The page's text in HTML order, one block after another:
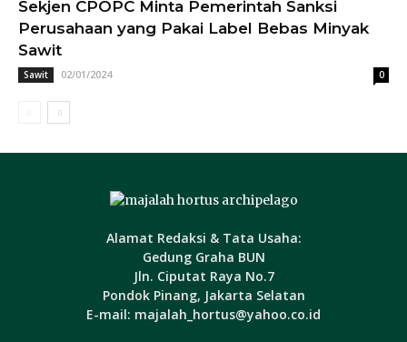
Sekjen CPOPC Minta Pemerintah Sanksi
Perusahaan yang Pakai Label Bebas Minyak
Sawit
Sawit 02/01/2024 0
Alamat Redaksi & Tata Usaha:
Gedung Graha BUN
Jln. Ciputat Raya No.7
Pondok Pinang, Jakarta Selatan
E-mail: majalah_hortus@yahoo.co.id